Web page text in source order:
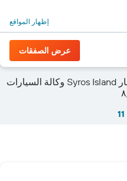
إظهار المواقع
عرض الصفقات
أعطى مسافر استأجر سيارة في مطار Syros Island وكالة السيارات